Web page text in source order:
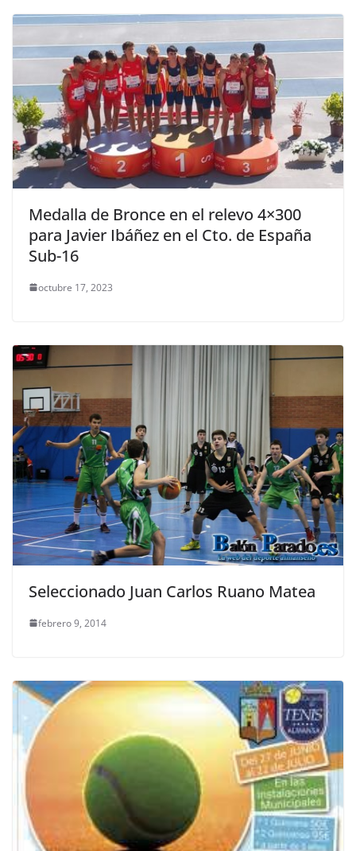
Medalla de Bronce en el relevo 4×300
para Javier Ibáñez en el Cto. de España
Sub-16
octubre 17, 2023
Seleccionado Juan Carlos Ruano Matea
febrero 9, 2014